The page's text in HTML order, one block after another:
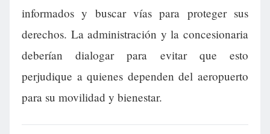
informados y buscar vías para proteger sus
derechos. La administración y la concesionaria
deberían dialogar para evitar que esto
perjudique a quienes dependen del aeropuerto
para su movilidad y bienestar.